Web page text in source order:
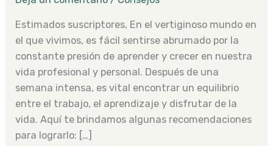
Estimados suscriptores, En el vertiginoso mundo en
el que vivimos, es fácil sentirse abrumado por la
constante presión de aprender y crecer en nuestra
vida profesional y personal. Después de una
semana intensa, es vital encontrar un equilibrio
entre el trabajo, el aprendizaje y disfrutar de la
vida. Aquí te brindamos algunas recomendaciones
para lograrlo: […]